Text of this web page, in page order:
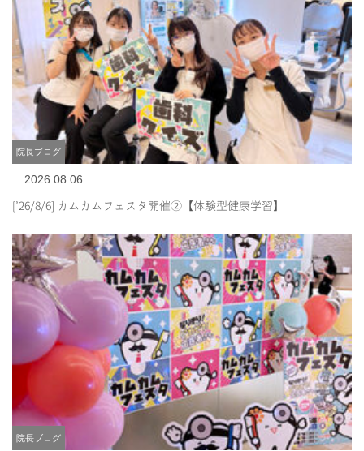
院長ブログ
2026.08.06
[’26/8/6] カムカムフェスタ開催②【体験型健康学習】
院長ブログ